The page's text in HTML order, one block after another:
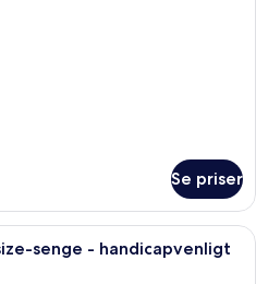
Se priser
Et hotelværelse med et
senge - handicapvenligt